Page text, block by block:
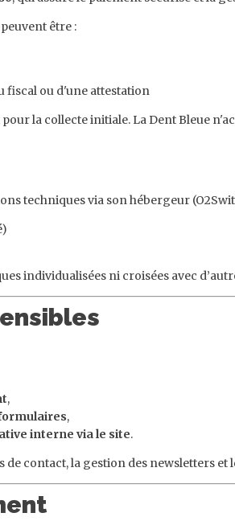
être :
fiscal ou d'une attestation
la collecte initiale. La Dent Bleue
techniques via son hébergeur
individualisées ni croisées avec
,
,
interne via le site.
contact, la gestion des newsletters et